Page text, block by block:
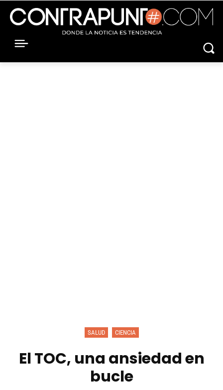
SALUD CIENCIA
El TOC, una ansiedad en
bucle